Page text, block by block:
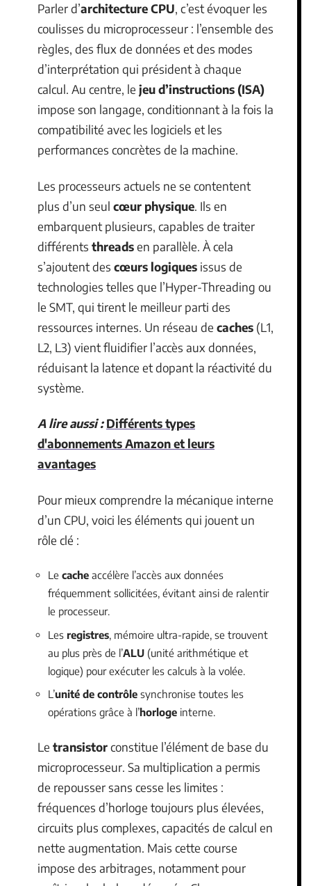
Parler d’architecture CPU, c’est évoquer les
coulisses du microprocesseur : l’ensemble des
règles, des flux de données et des modes
d’interprétation qui président à chaque
calcul. Au centre, le jeu d’instructions (ISA)
impose son langage, conditionnant à la fois la
compatibilité avec les logiciels et les
performances concrètes de la machine.
Les processeurs actuels ne se contentent
plus d’un seul cœur physique. Ils en
embarquent plusieurs, capables de traiter
différents threadsen parallèle. À cela
s’ajoutent des cœurs logiques issus de
technologies telles que l’Hyper-Threading ou
le SMT, qui tirent le meilleur parti des
ressources internes. Un réseau de caches (L1,
L2, L3) vient fluidifier l’accès aux données,
réduisant la latence et dopant la réactivité du
système.
A lire aussi : Différents types
d'abonnements Amazon et leurs
avantages
Pour mieux comprendre la mécanique interne
d’un CPU, voici les éléments qui jouent un
rôle clé :
Le cache accélère l’accès aux données
fréquemment sollicitées, évitant ainsi de ralentir
le processeur.
Les registres , mémoire ultra-rapide, se trouvent
au plus près de l’ALU (unité arithmétique et
logique) pour exécuter les calculs à la volée.
L’unité de contrôle synchronise toutes les
opérations grâce à l’horloge interne.
Le transistorconstitue l’élément de base du
microprocesseur. Sa multiplication a permis
de repousser sans cesse les limites :
fréquences d’horloge toujours plus élevées,
circuits plus complexes, capacités de calcul en
nette augmentation. Mais cette course
impose des arbitrages, notamment pour